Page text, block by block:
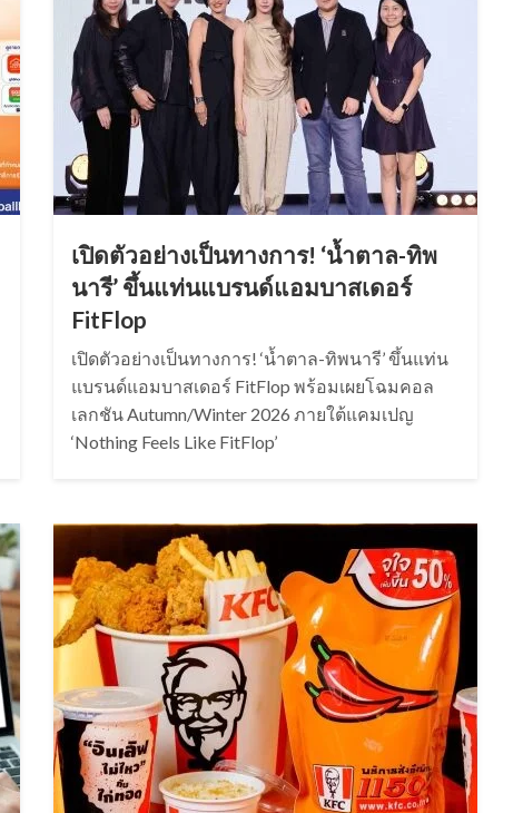
เปิดตัวอย่างเป็นทางการ! ‘น้ำตาล-ทิพ
นารี’ ขึ้นแท่นแบรนด์แอมบาสเดอร์
FitFlop
เปิดตัวอย่างเป็นทางการ! ‘น้ำตาล-ทิพนารี’ ขึ้นแท่น
แบรนด์แอมบาสเดอร์ FitFlop พร้อมเผยโฉมคอล
เลกชัน Autumn/Winter 2026 ภายใต้แคมเปญ
‘Nothing Feels Like FitFlop’